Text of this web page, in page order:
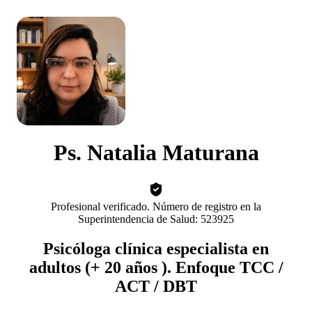
Ps. Natalia Maturana
Profesional verificado. Número de registro en la
Superintendencia de Salud: 523925
Psicóloga clínica especialista en
adultos (+ 20 años ). Enfoque TCC /
ACT / DBT